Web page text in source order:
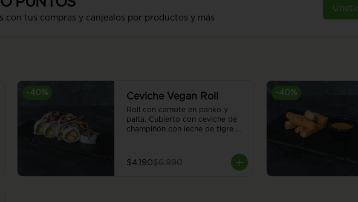
con tus compras y canjealos por productos y más
Únete
-40% Ceviche Vegan Roll
Roll con camote en panko y
palta. Cubierto con ceviche de
champiñón con leche de tigre
$4.190$6.990
-40%